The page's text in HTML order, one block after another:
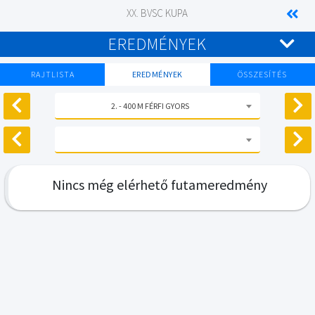
XX. BVSC KUPA
EREDMÉNYEK
RAJTLISTA EREDMÉNYEK ÖSSZESÍTÉS
2. - 400 M FÉRFI GYORS
Nincs még elérhető futameredmény